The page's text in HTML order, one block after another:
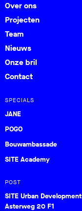
Over ons
Projecten
Team
Nieuws
Onze bril
Contact
SPECIALS
JANE
POGO
Bouwambassade
SITE Academy
POST
SITE Urban Development
Asterweg 20 F1